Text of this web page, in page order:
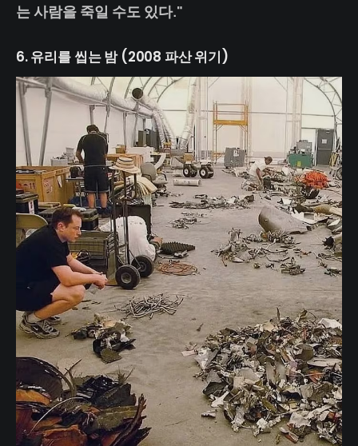
는 사람을 죽일 수도 있다."
6. 유리를 씹는 밤 (2008 파산 위기)